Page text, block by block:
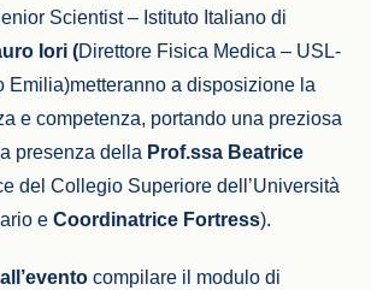
Scientist – Istituto Italiano di
Iori (Direttore Fisica Medica – USL-
Emilia)metteranno a disposizione la
e competenza, portando una preziosa
presenza della Prof.ssa Beatrice
del Collegio Superiore dell’Università
e Coordinatrice Fortress).
compilare il modulo di